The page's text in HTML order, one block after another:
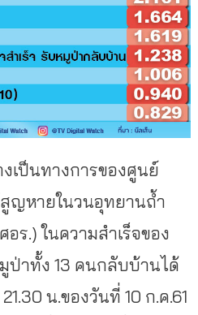
เป็นทางการของศูนย์
ญหายในวนอุทยานถ้ำ
ร.) ในความสำเร็จของ
าทั้ง 13 คนกลับบ้านได้
น.ของวันที่ 10 ก.ค.61